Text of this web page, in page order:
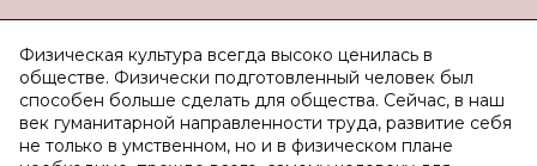
Физическая культура всегда высоко ценилась в
обществе. Физически подготовленный человек был
способен больше сделать для общества. Сейчас, в наш
век гуманитарной направленности труда, развитие себя
не только в умственном, но и в физическом плане